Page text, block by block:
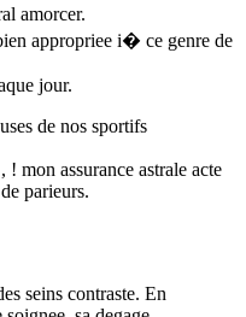
amorcer.
appropriee i� ce genre de
jour.
de nos sportifs
mon assurance astrale acte
parieurs.
seins contraste. En